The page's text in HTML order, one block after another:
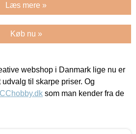
Læs mere »
Køb nu »
webshop i Danmark lige nu er
udvalg til skarpe priser. Og
CChobby.dk som man kender fra de